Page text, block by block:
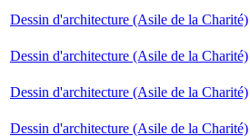
Dessin d'architecture (Asile de la Charité)
Dessin d'architecture (Asile de la Charité)
Dessin d'architecture (Asile de la Charité)
Dessin d'architecture (Asile de la Charité)